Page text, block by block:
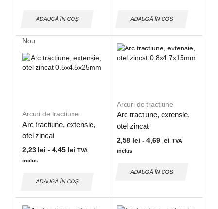
ADAUGĂ ÎN COȘ ADAUGĂ ÎN COȘ
Nou
Arcuri de tractiune
Arc tractiune, extensie,
otel zincat
0.5×4.5x25mm
2,23 lei - 4,45 lei TVA
inclus
ADAUGĂ ÎN COȘ
Arcuri de tractiune
Arc tractiune, extensie,
otel zincat
0.8×4.7x15mm
2,58 lei - 4,69 lei TVA
inclus
ADAUGĂ ÎN COȘ